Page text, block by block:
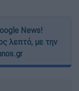
News!
λεπτό, με την